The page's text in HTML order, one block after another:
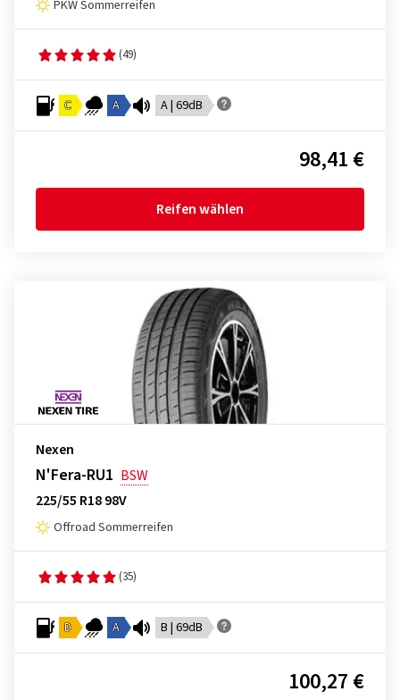
PKW Sommerreifen
(49)
C A A | 69dB
98,41 €
Reifen wählen
Nexen
N'Fera-RU1 BSW
225/55 R18 98V
Offroad Sommerreifen
(35)
D A B | 69dB
100,27 €